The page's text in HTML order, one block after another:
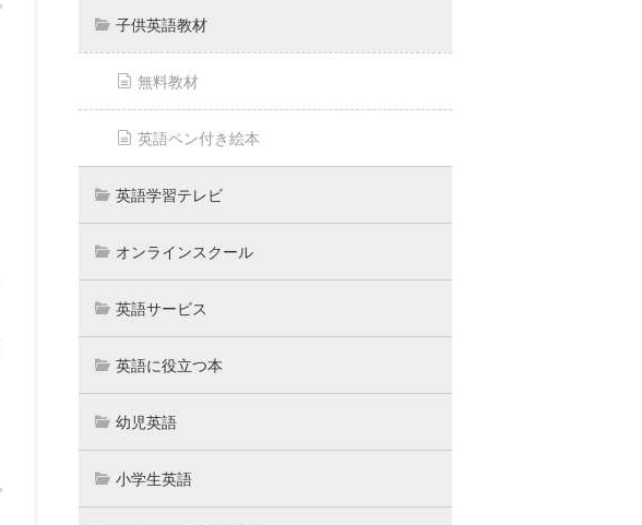
子供英語教材
無料教材
英語ペン付き絵本
英語学習テレビ
オンラインスクール
英語サービス
英語に役立つ本
幼児英語
小学生英語